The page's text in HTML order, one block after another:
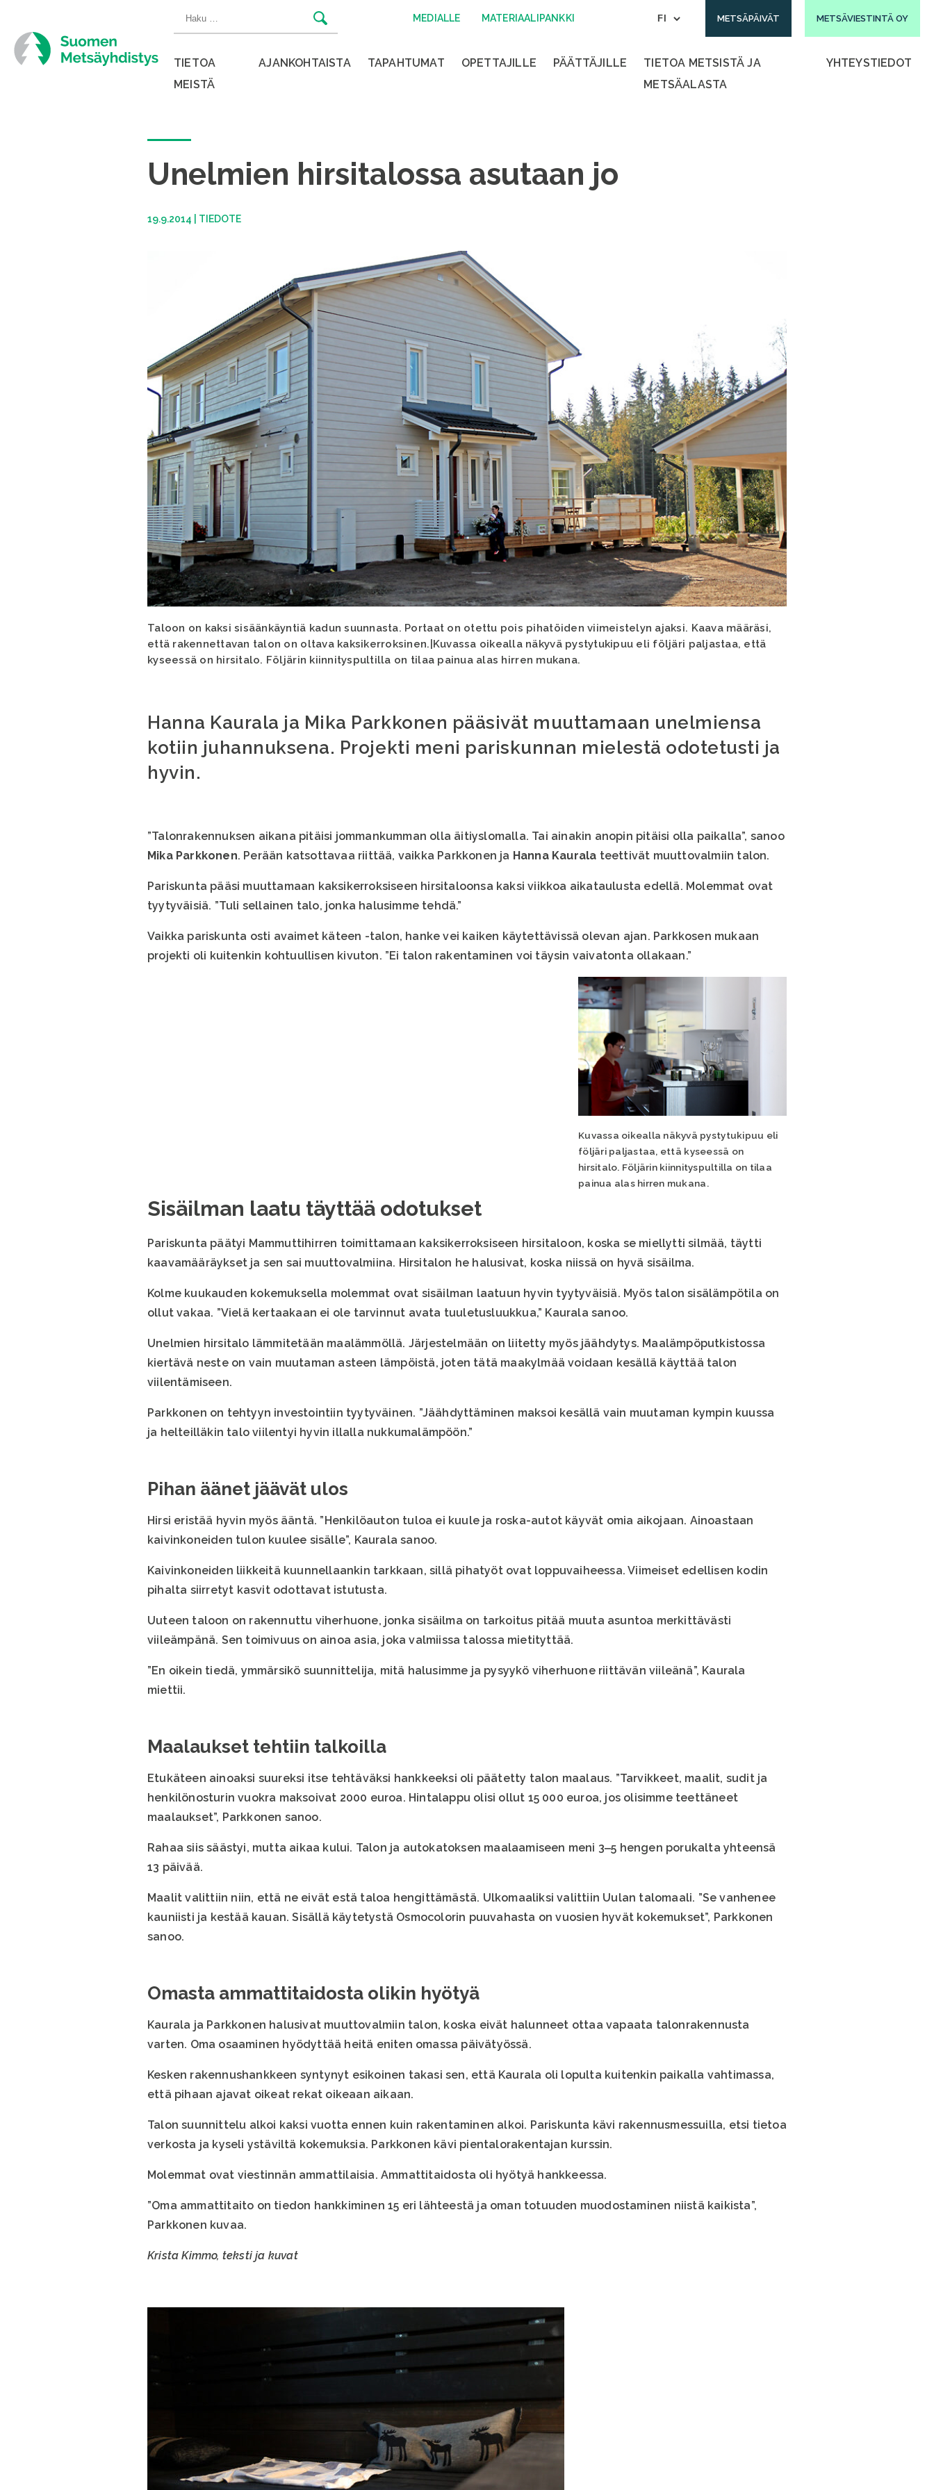
sisältöön
Haku: MEDIALLE MATERIAALIPANKKI METSÄPÄIVÄT METSÄVIESTINTÄ OY
TIETOA
MEISTÄ
AJANKOHTAISTA TAPAHTUMAT OPETTAJILLE PÄÄTTÄJILLE
TIETOA METSISTÄ JA
METSÄALASTA
YHTEYSTIEDOT
Unelmien hirsitalossa asutaan jo
19.9.2014 TIEDOTE
Taloon on kaksi sisäänkäyntiä kadun suunnasta. Portaat on otettu pois pihatöiden viimeistelyn ajaksi. Kaava määräsi,
että rakennettavan talon on oltava kaksikerroksinen.|Kuvassa oikealla näkyvä pystytukipuu eli följäri paljastaa, että
kyseessä on hirsitalo. Följärin kiinnityspultilla on tilaa painua alas hirren mukana.
Hanna Kaurala ja Mika Parkkonen pääsivät muuttamaan unelmiensa
kotiin juhannuksena. Projekti meni pariskunnan mielestä odotetusti ja
hyvin.
”Talonrakennuksen aikana pitäisi jommankumman olla äitiyslomalla. Tai ainakin anopin pitäisi olla paikalla”, sanoo
Mika Parkkonen. Perään katsottavaa riittää, vaikka Parkkonen ja Hanna Kaurala teettivät muuttovalmiin talon.
Pariskunta pääsi muuttamaan kaksikerroksiseen hirsitaloonsa kaksi viikkoa aikataulusta edellä. Molemmat ovat
tyytyväisiä. ”Tuli sellainen talo, jonka halusimme tehdä.”
Vaikka pariskunta osti avaimet käteen -talon, hanke vei kaiken käytettävissä olevan ajan. Parkkosen mukaan
projekti oli kuitenkin kohtuullisen kivuton. ”Ei talon rakentaminen voi täysin vaivatonta ollakaan.”
Kuvassa oikealla näkyvä pystytukipuu eli
följäri paljastaa, että kyseessä on
hirsitalo. Följärin kiinnityspultilla on tilaa
painua alas hirren mukana.
Sisäilman laatu täyttää odotukset
Pariskunta päätyi Mammuttihirren toimittamaan kaksikerroksiseen hirsitaloon, koska se miellytti silmää, täytti
kaavamääräykset ja sen sai muuttovalmiina. Hirsitalon he halusivat, koska niissä on hyvä sisäilma.
Kolme kuukauden kokemuksella molemmat ovat sisäilman laatuun hyvin tyytyväisiä. Myös talon sisälämpötila on
ollut vakaa. ”Vielä kertaakaan ei ole tarvinnut avata tuuletusluukkua,” Kaurala sanoo.
Unelmien hirsitalo lämmitetään maalämmöllä. Järjestelmään on liitetty myös jäähdytys. Maalämpöputkistossa
kiertävä neste on vain muutaman asteen lämpöistä, joten tätä maakylmää voidaan kesällä käyttää talon
viilentämiseen.
Parkkonen on tehtyyn investointiin tyytyväinen. ”Jäähdyttäminen maksoi kesällä vain muutaman kympin kuussa
ja helteilläkin talo viilentyi hyvin illalla nukkumalämpöön.”
Pihan äänet jäävät ulos
Hirsi eristää hyvin myös ääntä. ”Henkilöauton tuloa ei kuule ja roska-autot käyvät omia aikojaan. Ainoastaan
kaivinkoneiden tulon kuulee sisälle”, Kaurala sanoo.
Kaivinkoneiden liikkeitä kuunnellaankin tarkkaan, sillä pihatyöt ovat loppuvaiheessa. Viimeiset edellisen kodin
pihalta siirretyt kasvit odottavat istutusta.
Uuteen taloon on rakennuttu viherhuone, jonka sisäilma on tarkoitus pitää muuta asuntoa merkittävästi
viileämpänä. Sen toimivuus on ainoa asia, joka valmiissa talossa mietityttää.
”En oikein tiedä, ymmärsikö suunnittelija, mitä halusimme ja pysyykö viherhuone riittävän viileänä”, Kaurala
miettii.
Maalaukset tehtiin talkoilla
Etukäteen ainoaksi suureksi itse tehtäväksi hankkeeksi oli päätetty talon maalaus. ”Tarvikkeet, maalit, sudit ja
henkilönosturin vuokra maksoivat 2000 euroa. Hintalappu olisi ollut 15 000 euroa, jos olisimme teettäneet
maalaukset”, Parkkonen sanoo.
Rahaa siis säästyi, mutta aikaa kului. Talon ja autokatoksen maalaamiseen meni 3‒5 hengen porukalta yhteensä
13 päivää.
Maalit valittiin niin, että ne eivät estä taloa hengittämästä. Ulkomaaliksi valittiin Uulan talomaali. ”Se vanhenee
kauniisti ja kestää kauan. Sisällä käytetystä Osmocolorin puuvahasta on vuosien hyvät kokemukset”, Parkkonen
sanoo.
Omasta ammattitaidosta olikin hyötyä
Kaurala ja Parkkonen halusivat muuttovalmiin talon, koska eivät halunneet ottaa vapaata talonrakennusta
varten. Oma osaaminen hyödyttää heitä eniten omassa päivätyössä.
Kesken rakennushankkeen syntynyt esikoinen takasi sen, että Kaurala oli lopulta kuitenkin paikalla vahtimassa,
että pihaan ajavat oikeat rekat oikeaan aikaan.
Talon suunnittelu alkoi kaksi vuotta ennen kuin rakentaminen alkoi. Pariskunta kävi rakennusmessuilla, etsi tietoa
verkosta ja kyseli ystäviltä kokemuksia. Parkkonen kävi pientalorakentajan kurssin.
Molemmat ovat viestinnän ammattilaisia. Ammattitaidosta oli hyötyä hankkeessa.
”Oma ammattitaito on tiedon hankkiminen 15 eri lähteestä ja oman totuuden muodostaminen niistä kaikista”,
Parkkonen kuvaa.
Krista Kimmo, teksti ja kuvat